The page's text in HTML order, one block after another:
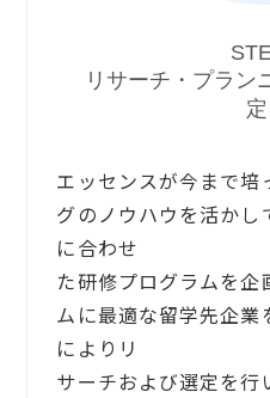
リサーチ・プラン
定
エッセンスが今まで培
グのノウハウを活かし
に合わせ
た研修プログラムを
ムに最適な留学先企業
によりリ
サーチおよび選定を行